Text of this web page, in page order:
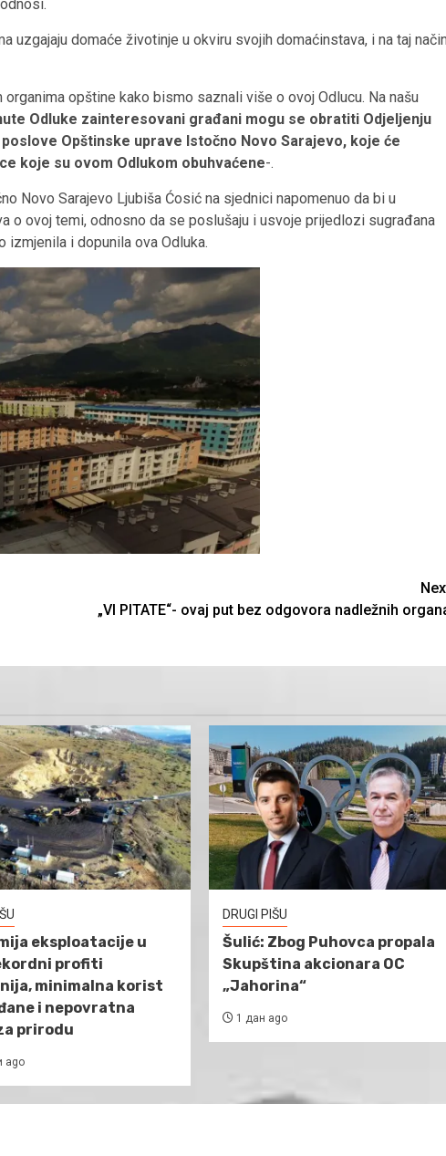
uzgajaju domaće životinje u okviru svojih domaćinstava, i na taj
opštine kako bismo saznali više o ovoj Odlucu. Na našu
Odluke zainteresovani građani mogu se obratiti Odjeljenju
Opštinske uprave Istočno Novo Sarajevo, koje će
koje su ovom Odlukom obuhvaćene-.
Novo Sarajevo Ljubiša Ćosić na sjednici napomenuo da bi u
o ovoj temi, odnosno da se poslušaju i usvoje prijedlozi sugrađana
izmjenila i dopunila ova Odluka.
„VI PITATE“- ovaj put bez odgovora nadležnih
eksploatacije u
profiti
minimalna korist
i nepovratna
prirodu
ago
DRUGI PIŠU
Šulić: Zbog Puhovca propala
Skupština akcionara OC
„Jahorina“
1 дан ago